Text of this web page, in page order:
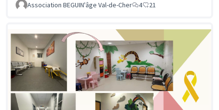
Association BEGUIN'âge Val-de-Cher
4 21